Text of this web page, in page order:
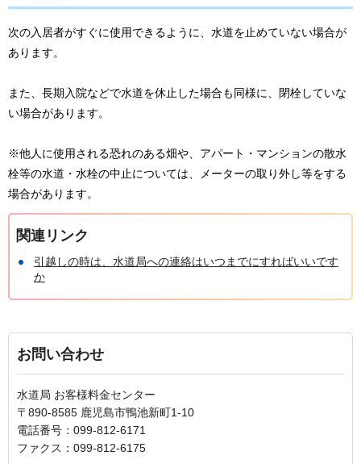
次の入居者がすぐに使用できるように、水道を止めていない場合が
あります。
また、長期入院などで水道を休止した場合も同様に、閉栓していな
い場合があります。
※他人に使用される恐れのある畑や、アパート・マンションの散水
栓等の水道・水栓の中止については、メーターの取り外し等をする
場合があります。
関連リンク
引越しの時は、水道局への連絡はいつまでにすればいいです
か
お問い合わせ
水道局 お客様料金センター
〒890-8585 鹿児島市鴨池新町1-10
電話番号：099-812-6171
ファクス：099-812-6175